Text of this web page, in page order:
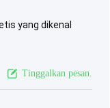
yang dikenal
Tinggalkan pesan.